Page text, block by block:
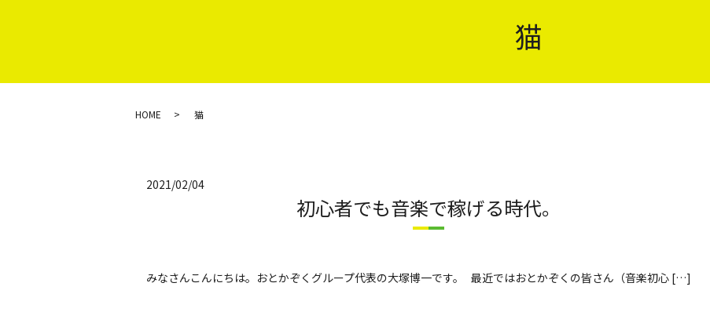
猫
HOME 猫
2021/02/04
初心者でも音楽で稼げる時代。
みなさんこんにちは。おとかぞくグループ代表の大塚博一です。 最近ではおとかぞくの皆さん（音楽初心 […]